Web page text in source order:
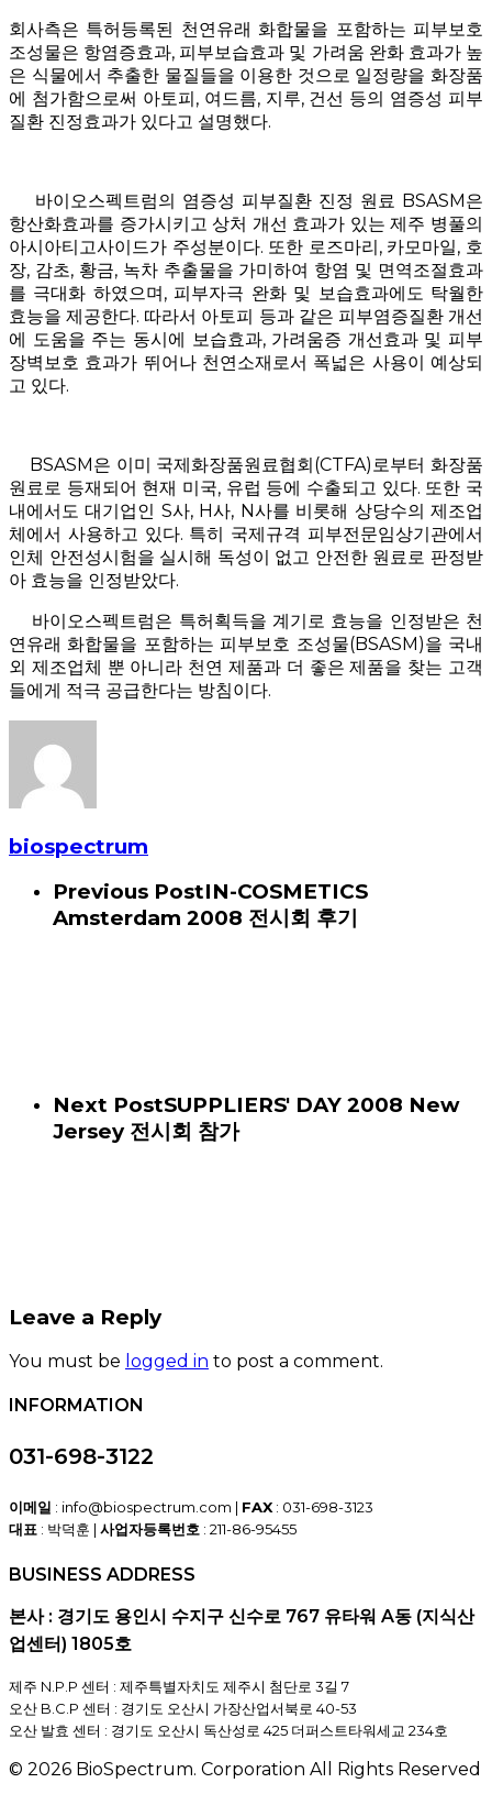
회사측은 특허등록된 천연유래 화합물을 포함하는 피부보호
조성물은 항염증효과, 피부보습효과 및 가려움 완화 효과가 높
은 식물에서 추출한 물질들을 이용한 것으로 일정량을 화장품
에 첨가함으로써 아토피, 여드름, 지루, 건선 등의 염증성 피부
질환 진정효과가 있다고 설명했다.
바이오스펙트럼의 염증성 피부질환 진정 원료 BSASM은
항산화효과를 증가시키고 상처 개선 효과가 있는 제주 병풀의
아시아티고사이드가 주성분이다. 또한 로즈마리, 카모마일, 호
장, 감초, 황금, 녹차 추출물을 가미하여 항염 및 면역조절효과
를 극대화 하였으며, 피부자극 완화 및 보습효과에도 탁월한
효능을 제공한다. 따라서 아토피 등과 같은 피부염증질환 개선
에 도움을 주는 동시에 보습효과, 가려움증 개선효과 및 피부
장벽보호 효과가 뛰어나 천연소재로서 폭넓은 사용이 예상되
고 있다.
BSASM은 이미 국제화장품원료협회(CTFA)로부터 화장품
원료로 등재되어 현재 미국, 유럽 등에 수출되고 있다. 또한 국
내에서도 대기업인 S사, H사, N사를 비롯해 상당수의 제조업
체에서 사용하고 있다. 특히 국제규격 피부전문임상기관에서
인체 안전성시험을 실시해 독성이 없고 안전한 원료로 판정받
아 효능을 인정받았다.
바이오스펙트럼은 특허획득을 계기로 효능을 인정받은 천
연유래 화합물을 포함하는 피부보호 조성물(BSASM)을 국내
외 제조업체 뿐 아니라 천연 제품과 더 좋은 제품을 찾는 고객
들에게 적극 공급한다는 방침이다.
biospectrum
Previous PostIN-COSMETICS
Amsterdam 2008 전시회 후기
Next PostSUPPLIERS' DAY 2008 New
Jersey 전시회 참가
Leave a Reply
You must be logged in to post a comment.
INFORMATION
031-698-3122
이메일 : info@biospectrum.com | FAX: 031-698-3123
대표 : 박덕훈 | 사업자등록번호 : 211-86-95455
BUSINESS ADDRESS
본사 : 경기도 용인시 수지구 신수로 767 유타워 A동 (지식산
업센터) 1805호
제주 N.P.P 센터 : 제주특별자치도 제주시 첨단로 3길 7
오산 B.C.P 센터 : 경기도 오산시 가장산업서북로 40-53
오산 발효 센터 : 경기도 오산시 독산성로 425 더퍼스트타워세교 234호
© 2026 BioSpectrum. Corporation All Rights Reserved